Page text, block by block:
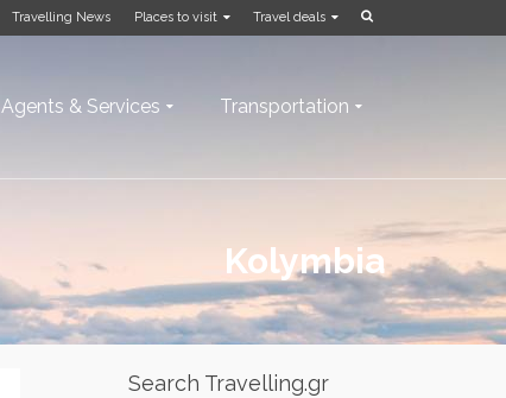
Travelling News Places to visit Travel deals
Agents & Services Transportation
Kolymbia
Search Travelling.gr